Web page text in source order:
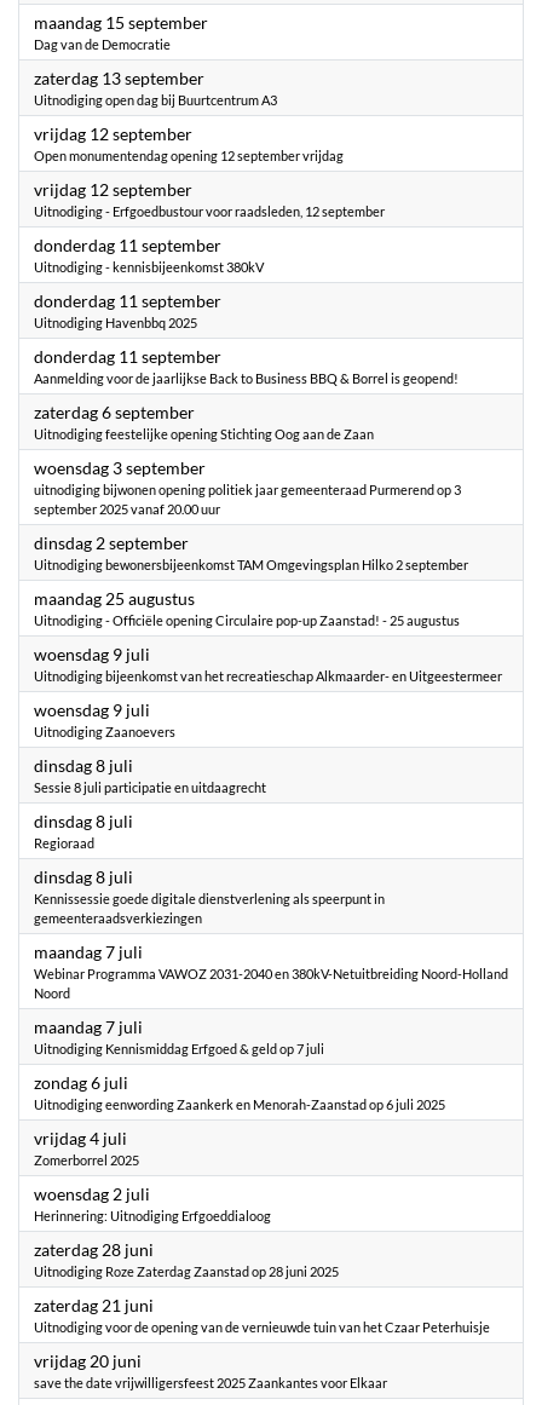
maandag 15 september2025
Dag van de Democratie
zaterdag 13 september2025
Uitnodiging open dag bij Buurtcentrum A3
vrijdag 12 september2025
Open monumentendag opening 12 september vrijdag
vrijdag 12 september2025
Uitnodiging - Erfgoedbustour voor raadsleden, 12 september
donderdag 11 september2025
Uitnodiging - kennisbijeenkomst 380kV
donderdag 11 september2025
Uitnodiging Havenbbq 2025
donderdag 11 september2025
Aanmelding voor de jaarlijkse Back to Business BBQ & Borrel is geopend!
zaterdag 6 september2025
Uitnodiging feestelijke opening Stichting Oog aan de Zaan
woensdag 3 september2025
uitnodiging bijwonen opening politiek jaar gemeenteraad Purmerend op 3
september 2025 vanaf 20.00 uur
dinsdag 2 september2025
Uitnodiging bewonersbijeenkomst TAM Omgevingsplan Hilko 2 september
maandag 25 augustus2025
Uitnodiging - Officiële opening Circulaire pop-up Zaanstad! - 25 augustus
woensdag 9 juli
Uitnodiging bijeenkomst van het recreatieschap Alkmaarder- en Uitgeestermeer
woensdag 9 juli
Uitnodiging Zaanoevers
dinsdag 8 juli
Sessie 8 juli participatie en uitdaagrecht
dinsdag 8 juli
Regioraad
dinsdag 8 juli
Kennissessie goede digitale dienstverlening als speerpunt in
gemeenteraadsverkiezingen
maandag 7 juli
Webinar Programma VAWOZ 2031-2040 en 380kV-Netuitbreiding Noord-Holland
Noord
maandag 7 juli
Uitnodiging Kennismiddag Erfgoed & geld op 7 juli
zondag 6 juli
Uitnodiging eenwording Zaankerk en Menorah-Zaanstad op 6 juli 2025
vrijdag 4 juli
Zomerborrel 2025
woensdag 2 juli
Herinnering: Uitnodiging Erfgoeddialoog
zaterdag 28 juni
Uitnodiging Roze Zaterdag Zaanstad op 28 juni 2025
zaterdag 21 juni
Uitnodiging voor de opening van de vernieuwde tuin van het Czaar Peterhuisje
vrijdag 20 juni
save the date vrijwilligersfeest 2025 Zaankantes voor Elkaar